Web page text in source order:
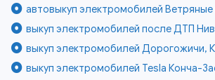
автовыкуп электромобилей Ветряные
выкуп электромобилей после ДТП
выкуп электромобилей Дорогожичи,
выкуп электромобилей Tesla Конча-